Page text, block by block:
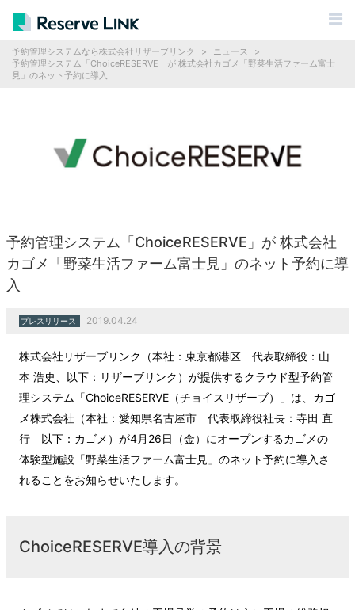
予約管理システムなら株式会社リザーブリンク > ニュース
>
予約管理システム「ChoiceRESERVE」が 株式会社カゴメ「野菜生活ファーム富士
見」のネット予約に導入
予約管理システム「ChoiceRESERVE」が 株式会社
カゴメ「野菜生活ファーム富士見」のネット予約に導
入
プレスリリース 2019.04.24
株式会社リザーブリンク（本社：東京都港区 代表取締役：山
本 浩史、以下：リザーブリンク）が提供するクラウド型予約管
理システム「ChoiceRESERVE（チョイスリザーブ）」は、カゴ
メ株式会社（本社：愛知県名古屋市 代表取締役社長：寺田 直
行 以下：カゴメ）が4月26日（金）にオープンするカゴメの
体験型施設「野菜生活ファーム富士見」のネット予約に導入さ
れることをお知らせいたします。
ChoiceRESERVE導入の背景